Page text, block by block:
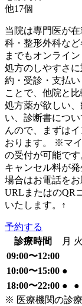
他17個
当院は専門医が
科・整形外科な
までもオンライ
処方のしやすさ
約・受診・支払
ことで、他院と
処方薬が欲しい
い、診断書につ
んので、まずは
おります。 ※マ
の受付が可能で
キャンセル料が
場合はお電話を
URLまたはのQR
いたします。↑
予約する
診療時間
月 火
09:00〜12:00
10:00〜15:00 ●
18:00〜22:00 ● ●
※ 医療機関の診